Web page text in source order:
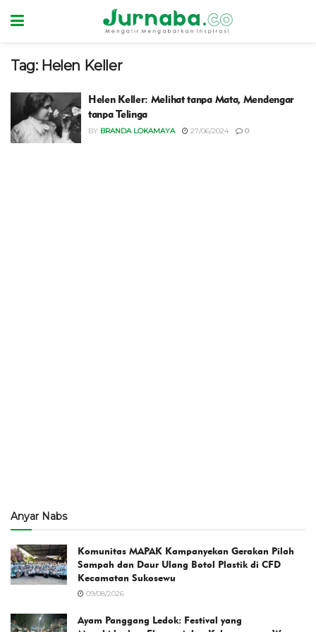
Tag: Helen Keller
Helen Keller: Melihat tanpa Mata, Mendengar
tanpa Telinga
BY BRANDA LOKAMAYA 27/06/2024 0
Anyar Nabs
Komunitas MAPAK Kampanyekan Gerakan Pilah
Sampah dan Daur Ulang Botol Plastik di CFD
Kecamatan Sukosewu
09/08/2026
Ayam Panggang Ledok: Festival yang